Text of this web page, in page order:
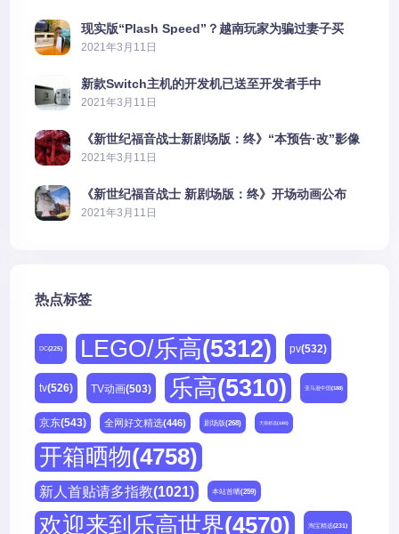
现实版“Plash Speed”？越南玩家为骗过妻子买
PS5上演好戏
2021年3月11日
新款Switch主机的开发机已送至开发者手中
2021年3月11日
《新世纪福音战士新剧场版：终》“本预告·改”影像
公开
2021年3月11日
《新世纪福音战士 新剧场版：终》开场动画公布
2021年3月11日
热点标签
DC(225) LEGO/乐高(5312) pv(532)
tv(526) TV动画(503) 乐高(5310) 亚马逊中国(188)
京东(543) 全网好文精选(446) 剧场版(268) 天猫精选(180)
开箱晒物(4758)
新人首贴请多指教(1021) 本站首晒(259)
欢迎来到乐高世界(4570) 淘宝精选(231)